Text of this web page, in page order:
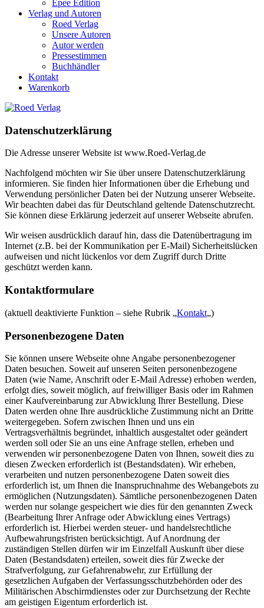
Epee Edition
Verlag und Autoren
Roed Verlag
Unsere Autoren
Autor werden
Pressestimmen
Buchhändler
Kontakt
Warenkorb
Datenschutzerklärung
Die Adresse unserer Website ist www.Roed-Verlag.de
Nachfolgend möchten wir Sie über unsere Datenschutzerklärung
informieren. Sie finden hier Informationen über die Erhebung und
Verwendung persönlicher Daten bei der Nutzung unserer Webseite.
Wir beachten dabei das für Deutschland geltende Datenschutzrecht.
Sie können diese Erklärung jederzeit auf unserer Webseite abrufen.
Wir weisen ausdrücklich darauf hin, dass die Datenübertragung im
Internet (z.B. bei der Kommunikation per E-Mail) Sicherheitslücken
aufweisen und nicht lückenlos vor dem Zugriff durch Dritte
geschützt werden kann.
Kontaktformulare
(aktuell deaktivierte Funktion – siehe Rubrik „Kontakt„)
Personenbezogene Daten
Sie können unsere Webseite ohne Angabe personenbezogener
Daten besuchen. Soweit auf unseren Seiten personenbezogene
Daten (wie Name, Anschrift oder E-Mail Adresse) erhoben werden,
erfolgt dies, soweit möglich, auf freiwilliger Basis oder im Rahmen
einer Kaufvereinbarung zur Abwicklung Ihrer Bestellung. Diese
Daten werden ohne Ihre ausdrückliche Zustimmung nicht an Dritte
weitergegeben. Sofern zwischen Ihnen und uns ein
Vertragsverhältnis begründet, inhaltlich ausgestaltet oder geändert
werden soll oder Sie an uns eine Anfrage stellen, erheben und
verwenden wir personenbezogene Daten von Ihnen, soweit dies zu
diesen Zwecken erforderlich ist (Bestandsdaten). Wir erheben,
verarbeiten und nutzen personenbezogene Daten soweit dies
erforderlich ist, um Ihnen die Inanspruchnahme des Webangebots zu
ermöglichen (Nutzungsdaten). Sämtliche personenbezogenen Daten
werden nur solange gespeichert wie dies für den genannten Zweck
(Bearbeitung Ihrer Anfrage oder Abwicklung eines Vertrags)
erforderlich ist. Hierbei werden steuer- und handelsrechtliche
Aufbewahrungsfristen berücksichtigt. Auf Anordnung der
zuständigen Stellen dürfen wir im Einzelfall Auskunft über diese
Daten (Bestandsdaten) erteilen, soweit dies für Zwecke der
Strafverfolgung, zur Gefahrenabwehr, zur Erfüllung der
gesetzlichen Aufgaben der Verfassungsschutzbehörden oder des
Militärischen Abschirmdienstes oder zur Durchsetzung der Rechte
am geistigen Eigentum erforderlich ist.